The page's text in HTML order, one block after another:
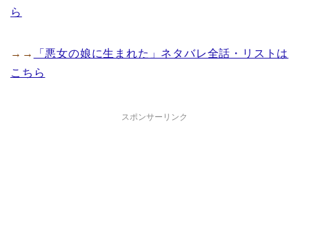
ら
→→
「悪女の娘に生まれた」ネタバレ全話・リストは
こちら
スポンサーリンク